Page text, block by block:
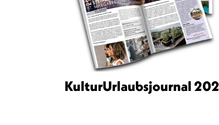
KulturUrlaubsjournal